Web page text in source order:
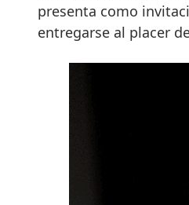
presenta como
entregarse al placer